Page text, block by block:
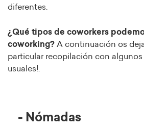
diferentes.
¿Qué tipos de coworkers
coworking? A continuación os
particular recopilación con algunos
usuales!.
- Nómadas